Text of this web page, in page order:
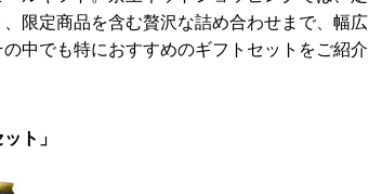
限定商品を含む贅沢な詰め合わせまで、幅広
中でも特におすすめのギフトセットをご紹介
ト」